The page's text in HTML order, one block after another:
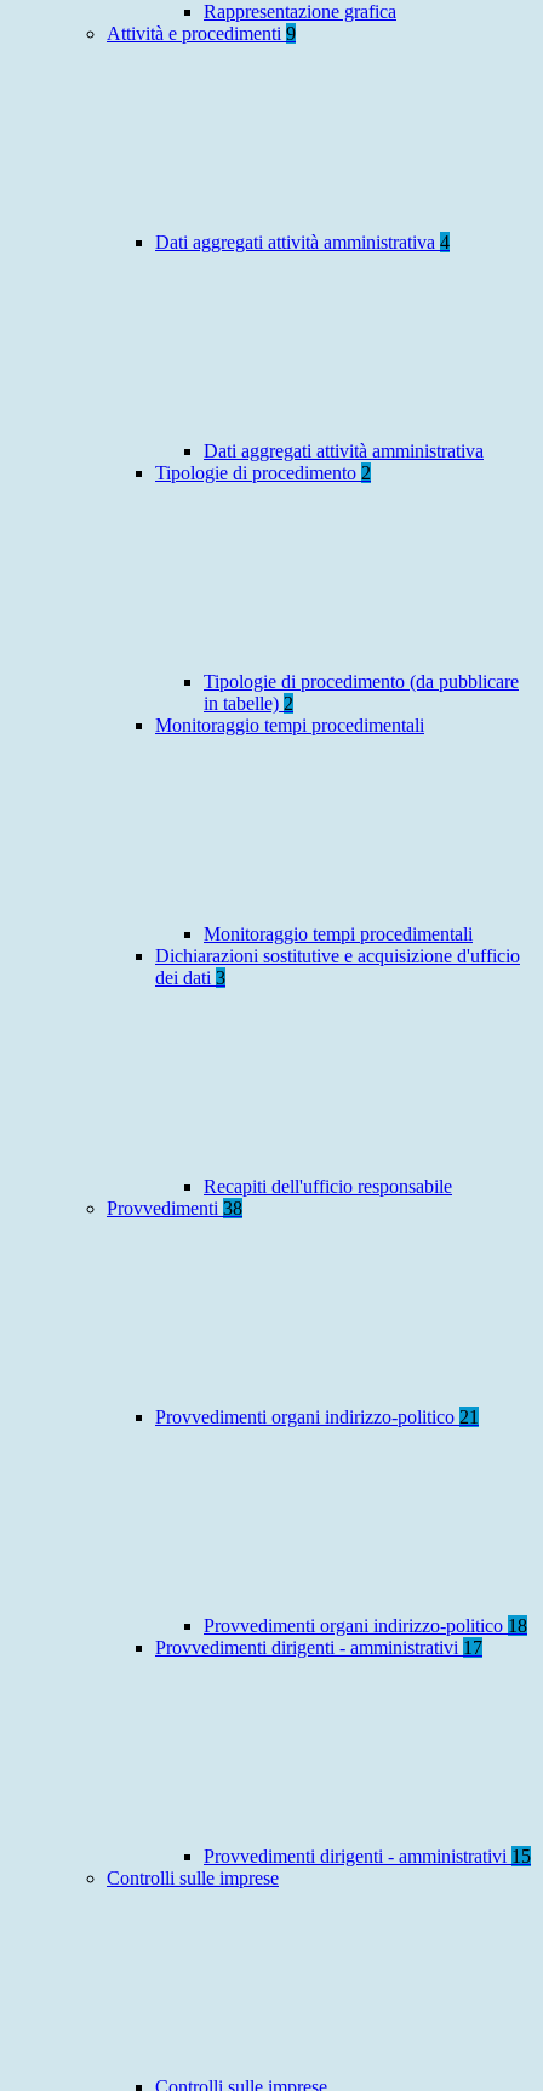
Rappresentazione grafica
Attività e procedimenti 9
Dati aggregati attività amministrativa 4
Dati aggregati attività amministrativa
Tipologie di procedimento 2
Tipologie di procedimento (da pubblicare
in tabelle) 2
Monitoraggio tempi procedimentali
Monitoraggio tempi procedimentali
Dichiarazioni sostitutive e acquisizione d'ufficio
dei dati 3
Recapiti dell'ufficio responsabile
Provvedimenti 38
Provvedimenti organi indirizzo-politico 21
Provvedimenti organi indirizzo-politico 18
Provvedimenti dirigenti - amministrativi 17
Provvedimenti dirigenti - amministrativi 15
Controlli sulle imprese